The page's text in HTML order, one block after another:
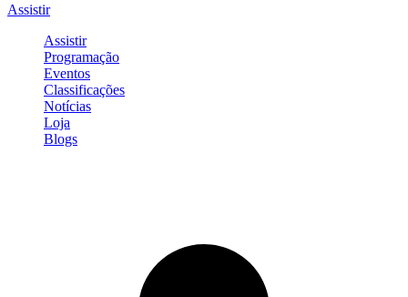
Assistir
Assistir
Programação
Eventos
Classificações
Notícias
Loja
Blogs